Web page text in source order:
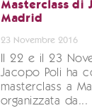
Masterclass di
Madrid
23 Novembre 2016
Il 22 e il 23
Jacopo Poli ha
masterclass a
organizzata da...